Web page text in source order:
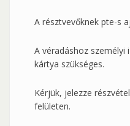
A résztvevőknek pte-s
A véradáshoz személyi
kártya szükséges.
Kérjük, jelezze
felületen.